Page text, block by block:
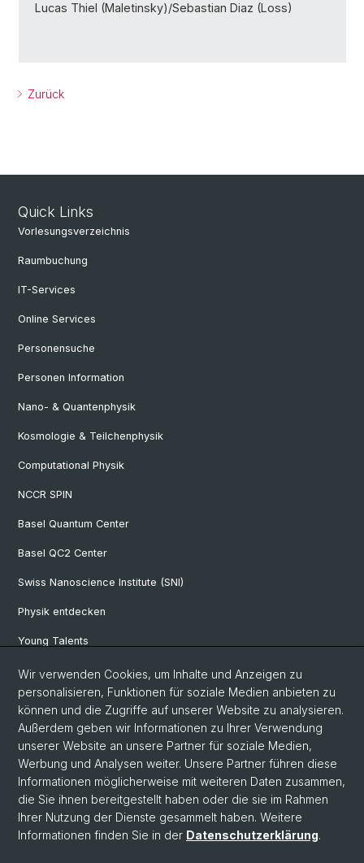
Lucas Thiel (Maletinsky)/Sebastian Diaz (Loss)
Zurück
Quick Links
Vorlesungsverzeichnis
Raumbuchung
IT-Services
Online Services
Personensuche
Personen Information
Nano- & Quantenphysik
Kosmologie & Teilchenphysik
Computational Physik
NCCR SPIN
Basel Quantum Center
Basel QC2 Center
Swiss Nanoscience Institute (SNI)
Physik entdecken
Young Talents
Studieninteressierte
SNF & ERC Candidates
Physik Bibliothek
Documents & Leaflets
© Universität Basel
Datenschutzerklärung
Wir verwenden Cookies, um Inhalte und Anzeigen zu
personalisieren, Funktionen für soziale Medien anbieten zu
können und die Zugriffe auf unserer Website zu analysieren.
Außerdem geben wir Informationen zu Ihrer Verwendung
unserer Website an unsere Partner für soziale Medien,
Werbung und Analysen weiter. Unsere Partner führen diese
Informationen möglicherweise mit weiteren Daten zusammen,
die Sie ihnen bereitgestellt haben oder die sie im Rahmen
Ihrer Nutzung der Dienste gesammelt haben. Weitere
Informationen finden Sie in der Datenschutzerklärung.